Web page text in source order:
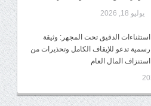
يوليو 18, 2026
استثناءات الدقيق تحت المجهر: وثيقة
رسمية تدعو للإيقاف الكامل وتحذيرات من
استنزاف المال العام